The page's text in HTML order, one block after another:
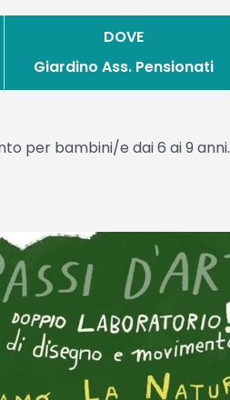
DOVE
Giardino Ass. Pensionati
per bambini/e dai 6 ai 9 anni.